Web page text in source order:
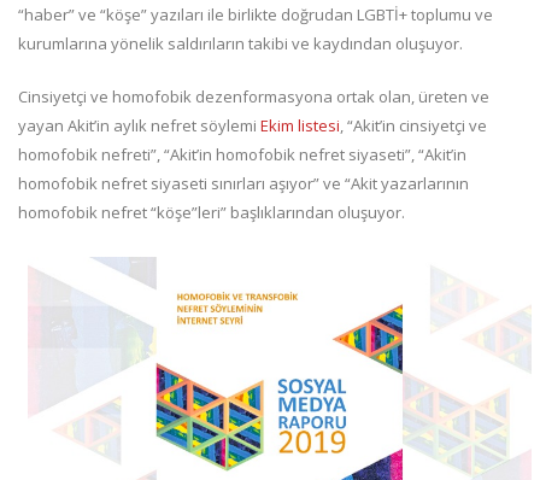
“haber” ve “köşe” yazıları ile birlikte doğrudan LGBTİ+ toplumu ve
kurumlarına yönelik saldırıların takibi ve kaydından oluşuyor.
Cinsiyetçi ve homofobik dezenformasyona ortak olan, üreten ve
yayan Akit’in aylık nefret söylemi Ekim listesi, “Akit’in cinsiyetçi ve
homofobik nefreti”, “Akit’in homofobik nefret siyaseti”, “Akit’in
homofobik nefret siyaseti sınırları aşıyor” ve “Akit yazarlarının
homofobik nefret “köşe”leri” başlıklarından oluşuyor.